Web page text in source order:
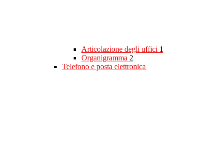
Articolazione degli uffici 1
Organigramma 2
Telefono e posta elettronica